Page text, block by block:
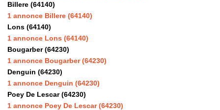
Billere (64140)
1 annonce Billere (64140)
Lons (64140)
1 annonce Lons (64140)
Bougarber (64230)
1 annonce Bougarber (64230)
Denguin (64230)
1 annonce Denguin (64230)
Poey De Lescar (64230)
1 annonce Poey De Lescar (64230)